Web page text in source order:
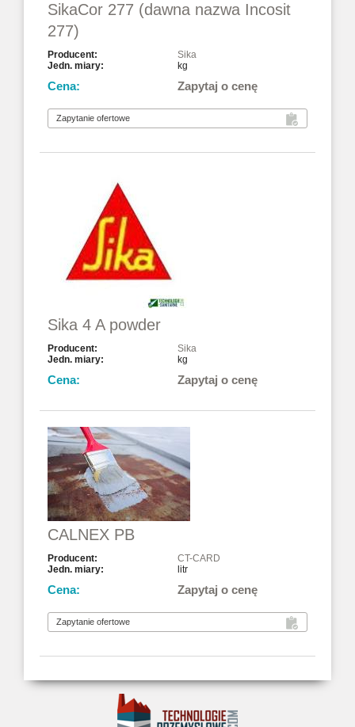
SikaCor 277 (dawna nazwa Incosit
277)
Sika
kg
Zapytaj o cenę
Sika 4 A powder
Sika
kg
Zapytaj o cenę
CALNEX PB
CT-CARD
litr
Zapytaj o cenę